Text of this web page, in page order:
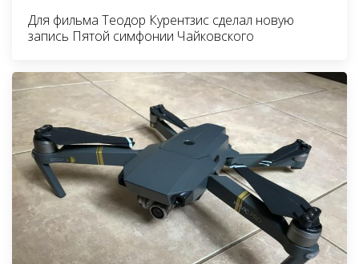
Для фильма Теодор Курентзис сделал новую
запись Пятой симфонии Чайковского